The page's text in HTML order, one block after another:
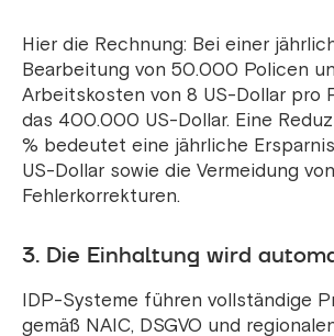
Hier die Rechnung: Bei einer
Bearbeitung von 50.000 Policen
Arbeitskosten von 8 US-Dollar pro
das 400.000 US-Dollar. Eine
% bedeutet eine jährliche
US-Dollar sowie die Vermeidung
Fehlerkorrekturen.
3. Die Einhaltung wird
IDP-Systeme führen vollständige
gemäß NAIC, DSGVO und